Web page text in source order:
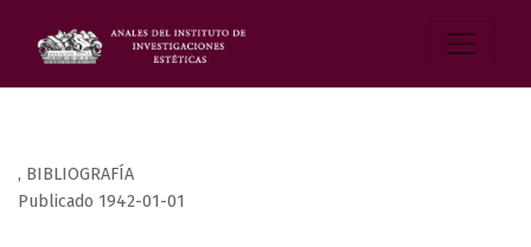
, BIBLIOGRAFÍA
Publicado 1942-01-01